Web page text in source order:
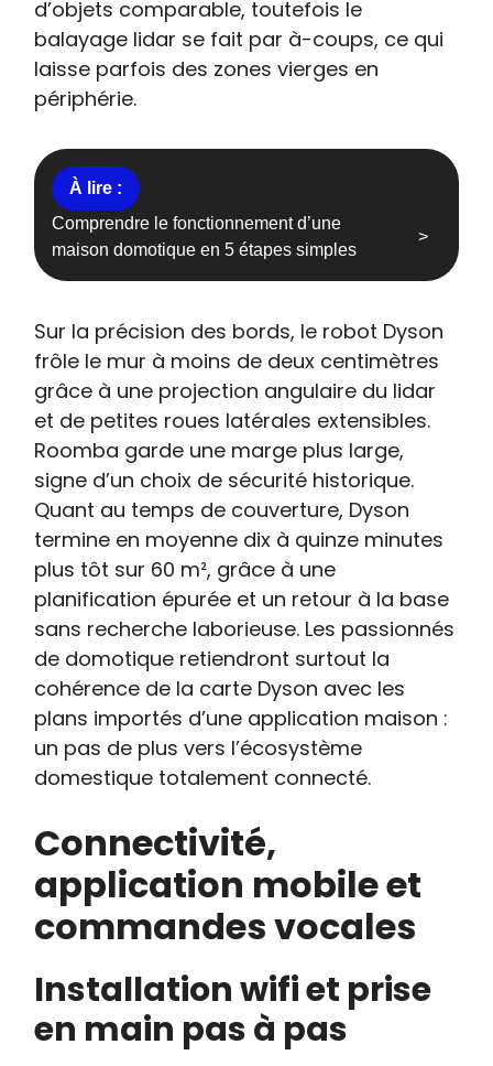
d’objets comparable, toutefois le
balayage lidar se fait par à-coups, ce qui
laisse parfois des zones vierges en
périphérie.
Comprendre le fonctionnement d’une
maison domotique en 5 étapes simples
Sur la précision des bords, le robot Dyson
frôle le mur à moins de deux centimètres
grâce à une projection angulaire du lidar
et de petites roues latérales extensibles.
Roomba garde une marge plus large,
signe d’un choix de sécurité historique.
Quant au temps de couverture, Dyson
termine en moyenne dix à quinze minutes
plus tôt sur 60 m², grâce à une
planification épurée et un retour à la base
sans recherche laborieuse. Les passionnés
de domotique retiendront surtout la
cohérence de la carte Dyson avec les
plans importés d’une application maison :
un pas de plus vers l’écosystème
domestique totalement connecté.
Connectivité,
application mobile et
commandes vocales
Installation wifi et prise
en main pas à pas